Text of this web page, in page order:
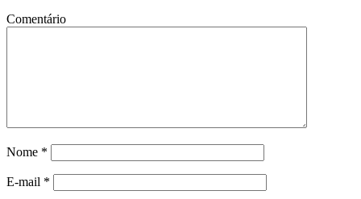
Comentário
Nome *
E-mail *